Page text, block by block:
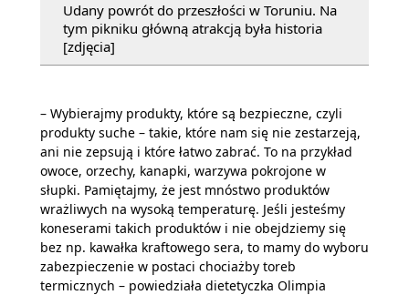
Udany powrót do przeszłości w Toruniu. Na
tym pikniku główną atrakcją była historia
[zdjęcia]
– Wybierajmy produkty, które są bezpieczne, czyli
produkty suche – takie, które nam się nie zestarzeją,
ani nie zepsują i które łatwo zabrać. To na przykład
owoce, orzechy, kanapki, warzywa pokrojone w
słupki. Pamiętajmy, że jest mnóstwo produktów
wrażliwych na wysoką temperaturę. Jeśli jesteśmy
koneserami takich produktów i nie obejdziemy się
bez np. kawałka kraftowego sera, to mamy do wyboru
zabezpieczenie w postaci chociażby toreb
termicznych – powiedziała dietetyczka Olimpia